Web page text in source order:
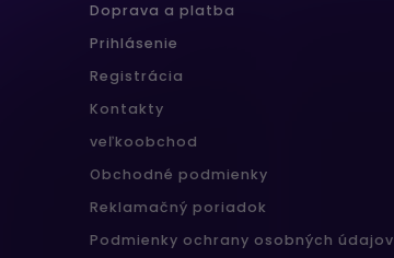
Doprava a platba
Prihlásenie
Registrácia
Kontakty
veľkoobchod
Obchodné podmienky
Reklamačný poriadok
Podmienky ochrany osobných údajov